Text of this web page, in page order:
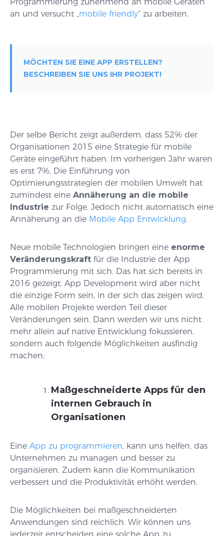
an und versucht „mobile friendly“ zu arbeiten.
MÖCHTEN SIE EINE APP ERSTELLEN?
BESCHREIBEN SIE UNS IHR PROJEKT!
Der selbe Bericht zeigt außerdem, dass 52% der
Organisationen 2015 eine Strategie für mobile
Geräte eingeführt haben. Im vorherigen Jahr waren
es erst 7%. Die Einführung von
Optimierungsstrategien der mobilen Umwelt hat
zumindest eine Annäherung an die mobile
Industrie zur Folge. Jedoch nicht automatisch eine
Annäherung an die Mobile App Entwicklung.
Neue mobile Technologien bringen eine enorme
Veränderungskraft für die Industrie der App
Programmierung mit sich. Das hat sich bereits in
2016 gezeigt. App Development wird aber nicht
die einzige Form sein, in der sich das zeigen wird.
Alle mobilen Projekte werden Teil dieser
Veränderungen sein. Dann werden wir uns nicht
mehr allein auf native Entwicklung fokussieren,
sondern auch folgende Möglichkeiten ausfindig
machen:
Maßgeschneiderte Apps für den
internen Gebrauch in
Organisationen
Eine App zu programmieren, kann uns helfen, das
Unternehmen zu managen und besser zu
organisieren. Zudem kann die Kommunikation
verbessert und die Produktivität erhöht werden.
Die Möglichkeiten bei maßgeschneiderten
Anwendungen sind reichlich. Wir können uns